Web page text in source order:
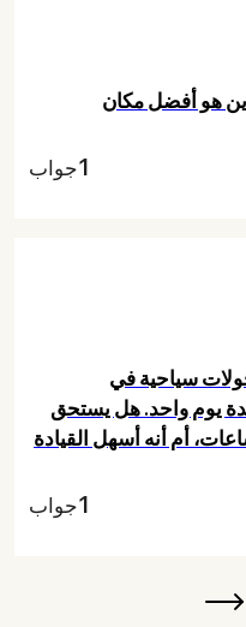
هو أفضل مكان
1جواب
سياحية في
يوم واحد. هل يستحق
أخذ جولة بالحافلة لمدة 7 ساعات، أم أنه أسهل القيادة
1جواب